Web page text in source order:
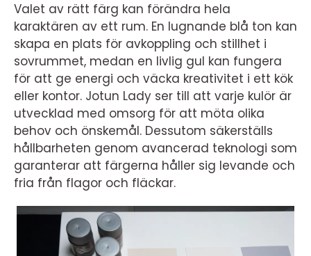
Valet av rätt färg kan förändra hela
karaktären av ett rum. En lugnande blå ton kan
skapa en plats för avkoppling och stillhet i
sovrummet, medan en livlig gul kan fungera
för att ge energi och väcka kreativitet i ett kök
eller kontor. Jotun Lady ser till att varje kulör är
utvecklad med omsorg för att möta olika
behov och önskemål. Dessutom säkerställs
hållbarheten genom avancerad teknologi som
garanterar att färgerna håller sig levande och
fria från flagor och fläckar.